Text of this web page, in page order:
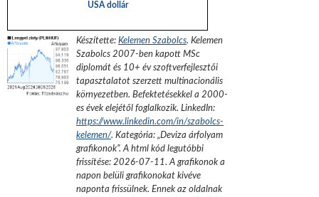
USA dollár
Készítette: Kelemen Szabolcs. Kelemen
Szabolcs 2007-ben kapott MSc
diplomát és 10+ év szoftverfejlesztői
tapasztalatot szerzett multinacionális
környezetben. Befektetésekkel a 2000-
es évek elejétől foglalkozik. LinkedIn:
https://www.linkedin.com/in/szabolcs-
kelemen/. Kategória: „Deviza árfolyam
grafikonok”.A html kód legutóbbi
frissítése: 2026-07-11. A grafikonok a
napon belüli grafikonokat kivéve
naponta frissülnek. Ennek az oldalnak